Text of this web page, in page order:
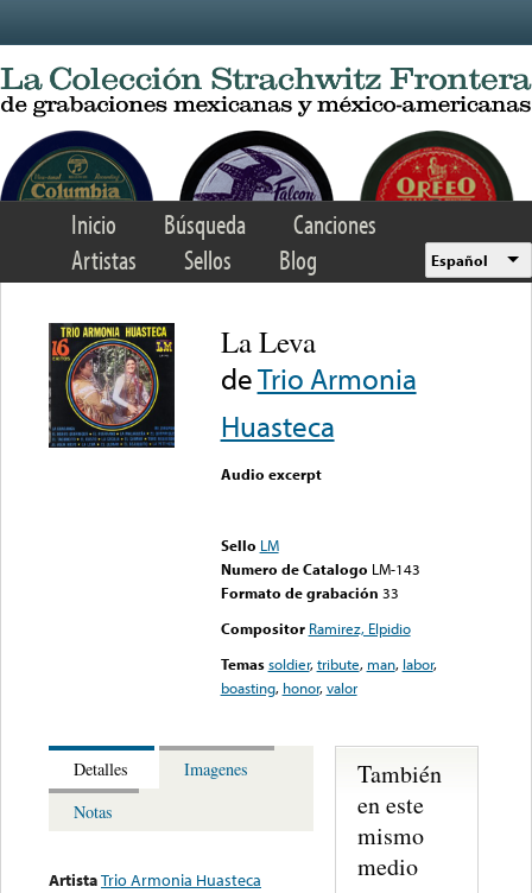
Inicio Búsqueda
Canciones
Artistas
Sellos Blog Español
La Leva
deTrio Armonia
Huasteca
Audio excerpt
Sello LM
Numero de Catalogo LM-143
Formato de grabación 33
Compositor Ramirez, Elpidio
Temas soldier,tribute, man, labor,
boasting, honor,valor
Detalles
Imagenes
Notas
ArtistaTrio Armonia Huasteca
También
en este
mismo
medio